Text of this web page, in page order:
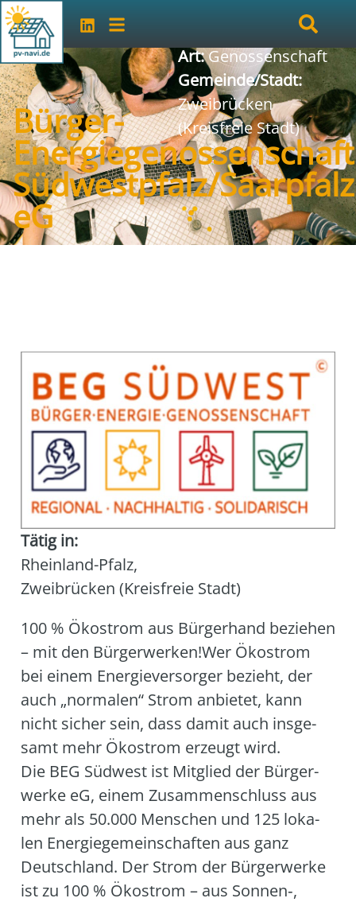
Bürger-
Energiegenossenschaft
Südwestpfalz/Saarpfalz
eG
Art:Genossenschaft
Gemeinde/Stadt:
Zweibrücken
(Kreisfreie Stadt)
100 % Öko­strom aus Bür­ger­hand bezie­hen
– mit den Bürgerwerken!Wer Öko­strom
bei einem Ener­gie­ver­sor­ger bezieht, der
auch „nor­ma­len“ Strom anbie­tet, kann
nicht sicher sein, dass damit auch ins­ge­
samt mehr Öko­strom erzeugt wird.
Die BEG Süd­west ist Mit­glied der Bür­ger­
wer­ke eG, einem Zusam­men­schluss aus
mehr als 50.000 Men­schen und 125 loka­
len Ener­gie­ge­mein­schaf­ten aus ganz
Deutsch­land. Der Strom der Bür­ger­wer­ke
ist zu 100 % Öko­strom – aus Sonnen‑,
Tätig in:
Rheinland-Pfalz,
Zweibrücken (Kreisfreie Stadt)